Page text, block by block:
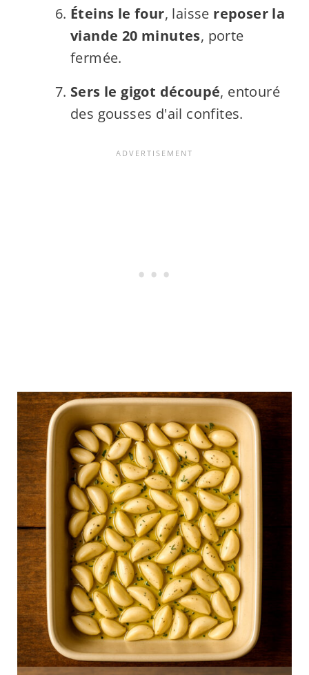
Éteins le four, laisse reposer la
viande 20 minutes, porte
fermée.
Sers le gigot découpé, entouré
des gousses d'ail confites.